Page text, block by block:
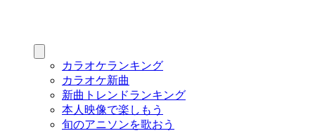
カラオケランキング
カラオケ新曲
新曲トレンドランキング
本人映像で楽しもう
旬のアニソンを歌おう